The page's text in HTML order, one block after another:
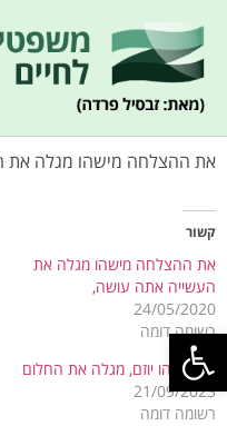
פתח סרגל
את ההצלחה מישהו מגלה את
קשור
את ההצלחה מישהו מגלה את
העשייה אתה עושה,
24/05/2020
רשומה דומה
רק מישהו יוזם, מגלה את החלום
21/09/2023
רשומה דומה